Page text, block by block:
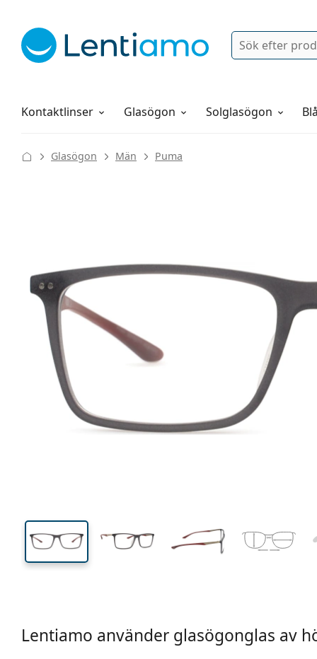
Sök
Kontaktlinser
Linsvätskor Glasögon Solglasögon
Allt om att handla hos oss
Glasögon Män Puma
37 mm
Linshöjd Linsbredd
Linsbredd
Lentiamo använder glasögonglas av